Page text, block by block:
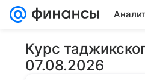
Курс
07.08.2026